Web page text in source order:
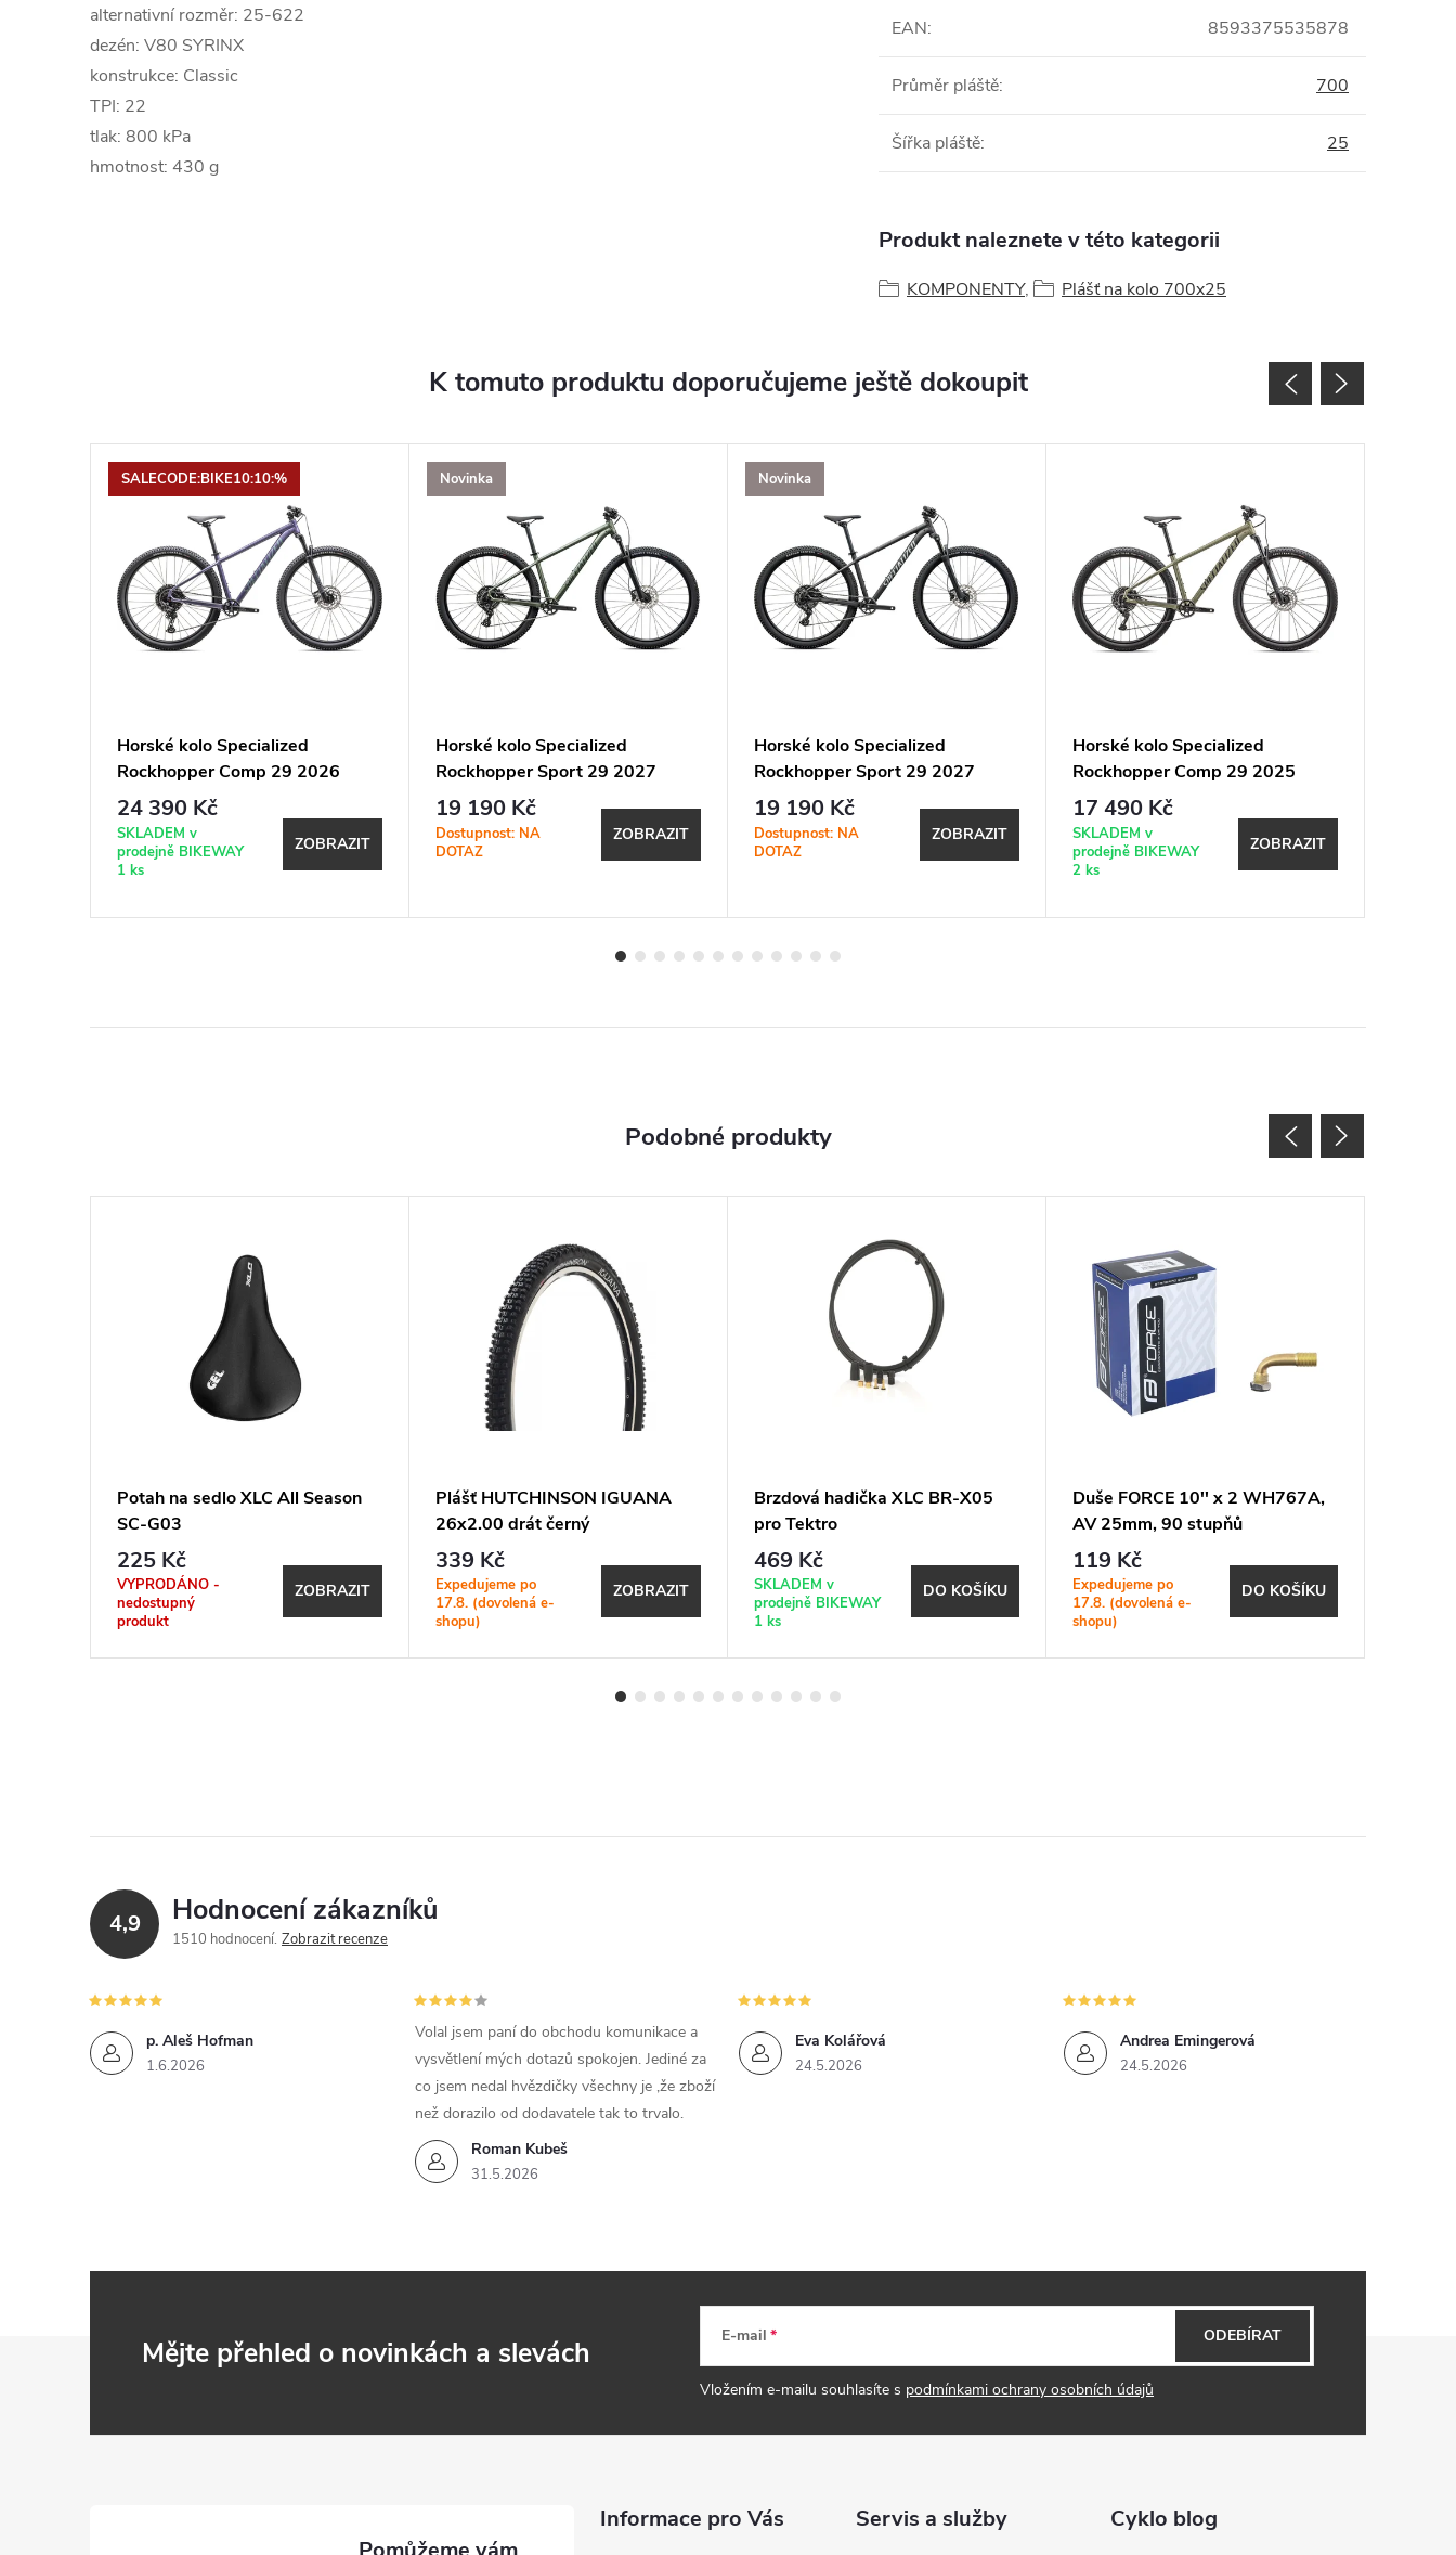
alternativní rozměr: 25-622
dezén: V80 SYRINX
konstrukce: Classic
TPI: 22
tlak: 800 kPa
hmotnost: 430 g
EAN: 8593375535878
Průměr pláště: 700
Šířka pláště: 25
Produkt naleznete v této kategorii
KOMPONENTY, Plášť na kolo 700x25
K tomuto produktu doporučujeme ještě dokoupit
SALECODE:BIKE10:10:%
Horské kolo Specialized
Rockhopper Comp 29 2026
Satin Mauve Metallic
24 390 Kč
SKLADEM v
prodejně BIKEWAY
1 ks
ZOBRAZIT
Novinka
Horské kolo Specialized
Rockhopper Sport 29 2027
Satin Bottle Green / Oak Green
Metallic
19 190 Kč
Dostupnost: NA
DOTAZ
ZOBRAZIT
Novinka
Horské kolo Specialized
Rockhopper Sport 29 2027
Satin Metallic Obsidian / Shadow
Silver
19 190 Kč
Dostupnost: NA
DOTAZ
ZOBRAZIT
Horské kolo Specialized
Rockhopper Comp 29 2025
Gloss Metallic Spruce / Smoke
17 490 Kč
SKLADEM v
prodejně BIKEWAY
2 ks
ZOBRAZIT
Potah na sedlo XLC All Season
SC-G03
225 Kč
VYPRODÁNO -
nedostupný
produkt
ZOBRAZIT
Plášť HUTCHINSON IGUANA
26x2.00 drát černý
339 Kč
Expedujeme po
17.8. (dovolená e-
shopu)
ZOBRAZIT
Brzdová hadička XLC BR-X05
pro Tektro
469 Kč
SKLADEM v
prodejně BIKEWAY
1 ks
DO KOŠÍKU
Duše FORCE 10'' x 2 WH767A,
AV 25mm, 90 stupňů
119 Kč
Expedujeme po
17.8. (dovolená e-
shopu)
DO KOŠÍKU
4,9 Hodnocení zákazníků
1510 hodnocení Zobrazit recenze
p. Aleš Hofman
1.6.2026
Roman Kubeš
31.5.2026
Volal jsem paní do obchodu komunikace a
vysvětlení mých dotazů spokojen. Jediné za
co jsem nedal hvězdičky všechny je ,že zboží
než dorazilo od dodavatele tak to trvalo.
Eva Kolářová
24.5.2026
Andrea Emingerová
24.5.2026
Mějte přehled o novinkách a slevách E-mail
Vložením e-mailu souhlasíte s podmínkami ochrany osobních údajů
ODEBÍRAT
Informace pro Vás Servis a služby Cyklo blog